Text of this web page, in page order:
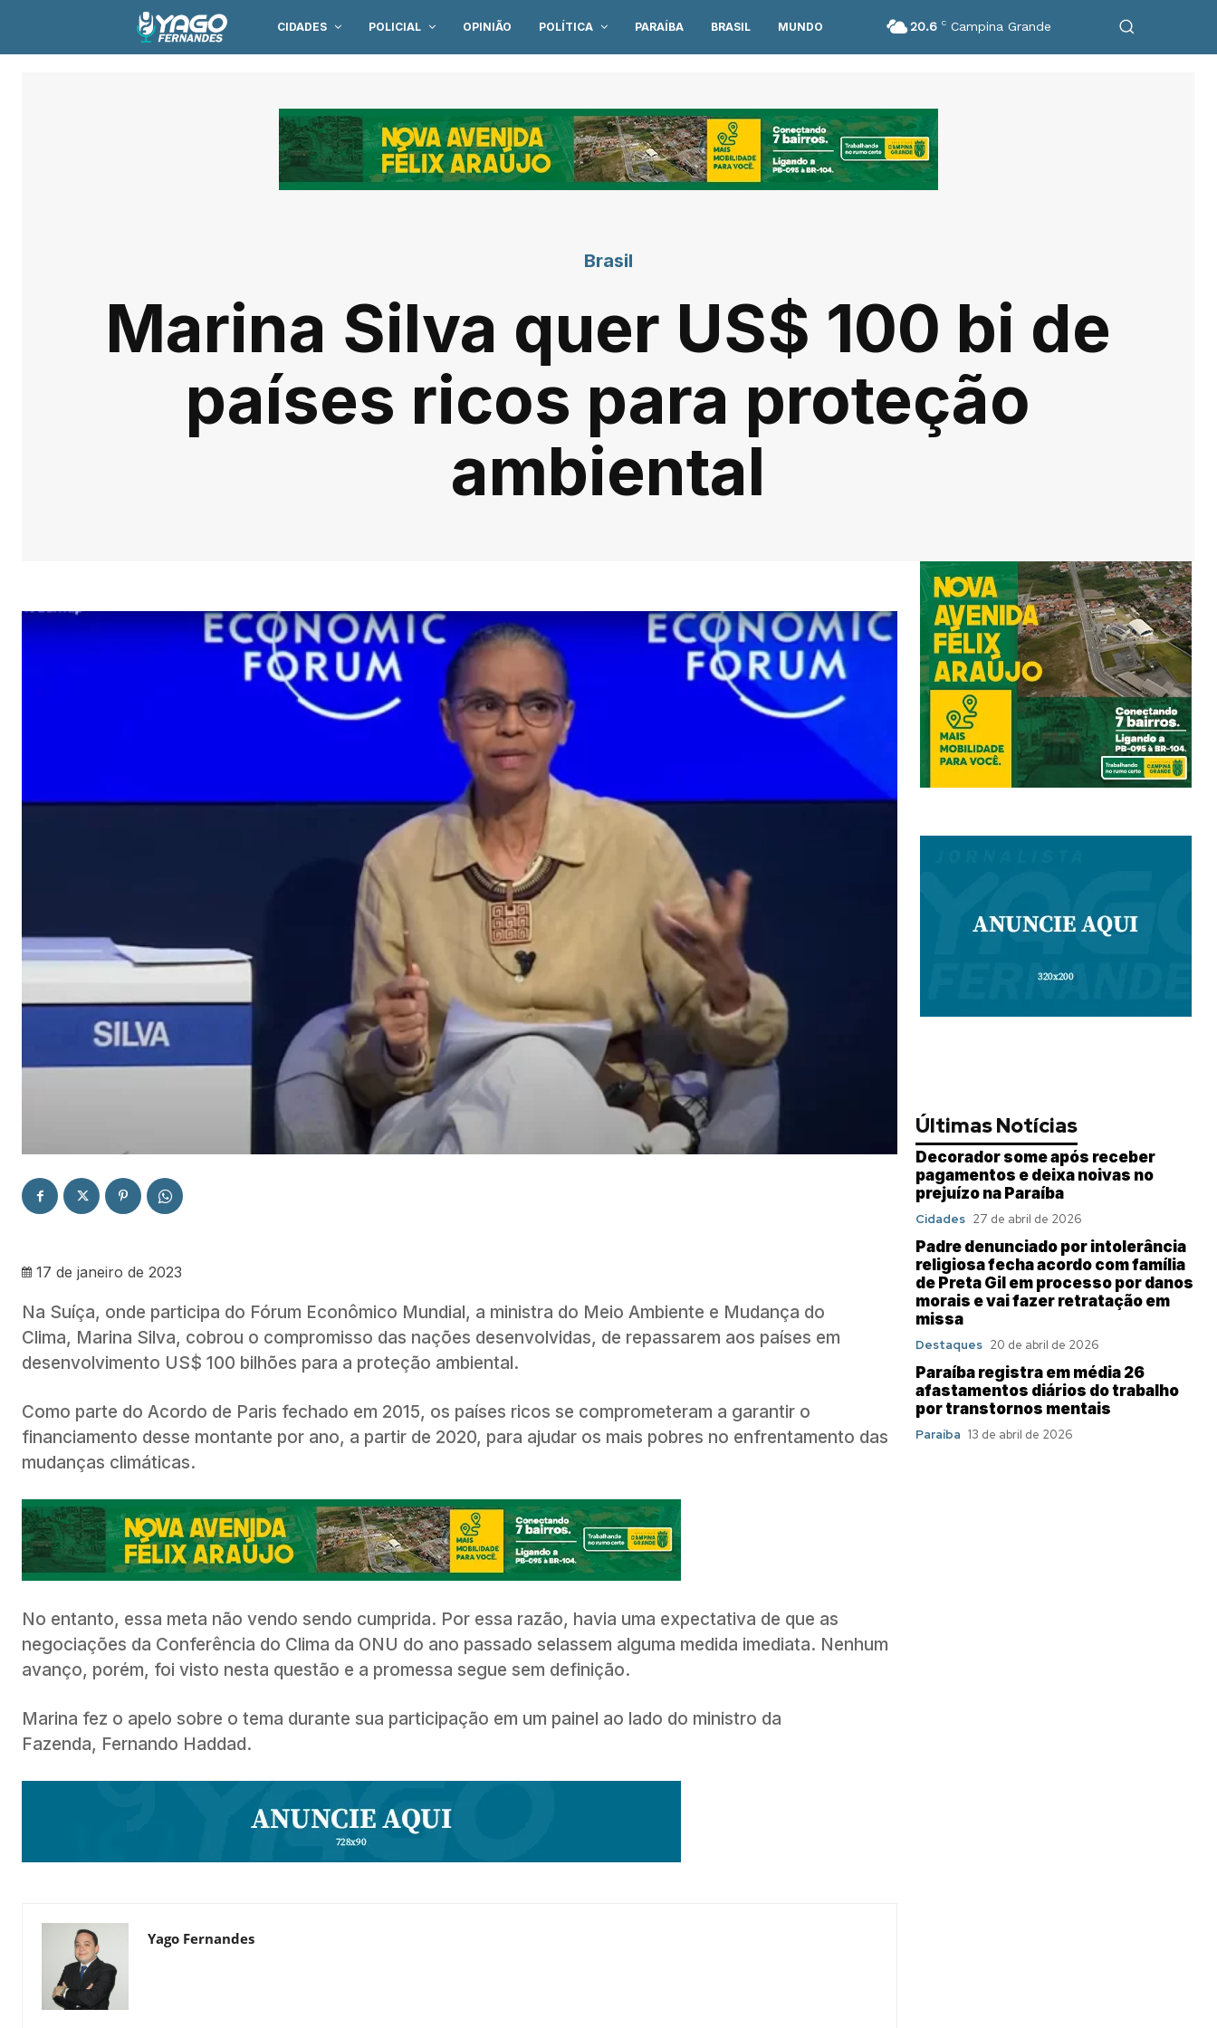
CIDADES POLICIAL OPINIÃO POLÍTICA PARAÍBA BRASIL MUNDO 20.6 C Campina Grande
Brasil
Marina Silva quer US$ 100 bi de
países ricos para proteção
ambiental
17 de janeiro de 2023
Na Suíça, onde participa do Fórum Econômico Mundial, a ministra do Meio Ambiente e Mudança do
Clima, Marina Silva, cobrou o compromisso das nações desenvolvidas, de repassarem aos países em
desenvolvimento US$ 100 bilhões para a proteção ambiental.
Como parte do Acordo de Paris fechado em 2015, os países ricos se comprometeram a garantir o
financiamento desse montante por ano, a partir de 2020, para ajudar os mais pobres no enfrentamento das
mudanças climáticas.
No entanto, essa meta não vendo sendo cumprida. Por essa razão, havia uma expectativa de que as
negociações da Conferência do Clima da ONU do ano passado selassem alguma medida imediata. Nenhum
avanço, porém, foi visto nesta questão e a promessa segue sem definição.
Marina fez o apelo sobre o tema durante sua participação em um painel ao lado do ministro da
Fazenda, Fernando Haddad.
Yago Fernandes
Últimas Notícias
Decorador some após receber
pagamentos e deixa noivas no
prejuízo na Paraíba
Cidades 27 de abril de 2026
Padre denunciado por intolerância
religiosa fecha acordo com família
de Preta Gil em processo por danos
morais e vai fazer retratação em
missa
Destaques 20 de abril de 2026
Paraíba registra em média 26
afastamentos diários do trabalho
por transtornos mentais
Paraíba 13 de abril de 2026